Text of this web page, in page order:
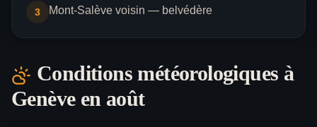
3 Mont-Salève voisin — belvédère
Conditions météorologiques à
Genèveen août